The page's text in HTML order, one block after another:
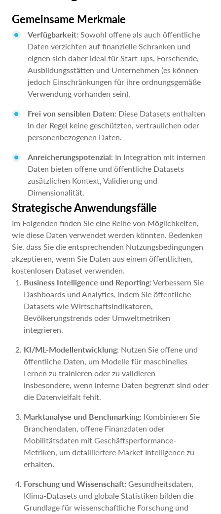
Gemeinsame Merkmale
Verfügbarkeit: Sowohl offene als auch öffentliche
Daten verzichten auf finanzielle Schranken und
eignen sich daher ideal für Start-ups, Forschende,
Ausbildungsstätten und Unternehmen (es können
jedoch Einschränkungen für ihre ordnungsgemäße
Verwendung vorhanden sein).
Frei von sensiblen Daten: Diese Datasets enthalten
in der Regel keine geschützten, vertraulichen oder
personenbezogenen Daten.
Anreicherungspotenzial: In Integration mit internen
Daten bieten offene und öffentliche Datasets
zusätzlichen Kontext, Validierung und
Dimensionalität.
Strategische Anwendungsfälle
Im Folgenden finden Sie eine Reihe von Möglichkeiten,
wie diese Daten verwendet werden könnten. Bedenken
Sie, dass Sie die entsprechenden Nutzungsbedingungen
akzeptieren, wenn Sie Daten aus einem öffentlichen,
kostenlosen Dataset verwenden.
Business Intelligence und Reporting: Verbessern Sie
Dashboards und Analytics, indem Sie öffentliche
Datasets wie Wirtschaftsindikatoren,
Bevölkerungstrends oder Umweltmetriken
integrieren.
KI/ML-Modellentwicklung: Nutzen Sie offene und
öffentliche Daten, um Modelle für maschinelles
Lernen zu trainieren oder zu validieren –
insbesondere, wenn interne Daten begrenzt sind oder
die Datenvielfalt fehlt.
Marktanalyse und Benchmarking: Kombinieren Sie
Branchendaten, offene Finanzdaten oder
Mobilitätsdaten mit Geschäftsperformance-
Metriken, um detailliertere Market Intelligence zu
erhalten.
Forschung und Wissenschaft: Gesundheitsdaten,
Klima-Datasets und globale Statistiken bilden die
Grundlage für wissenschaftliche Forschung und